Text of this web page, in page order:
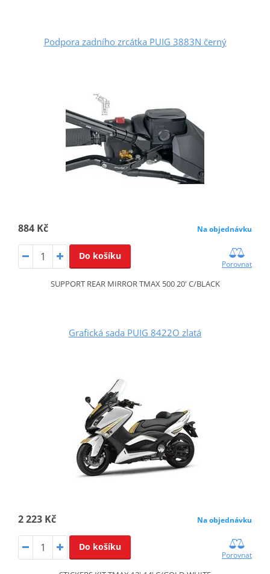
Podpora zadního zrcátka PUIG 3883N černý
884 Kč Na objednávku
Do košíku
Porovnat
SUPPORT REAR MIRROR TMAX 500 20' C/BLACK
Grafická sada PUIG 8422O zlatá
2 223 Kč Na objednávku
Do košíku
Porovnat